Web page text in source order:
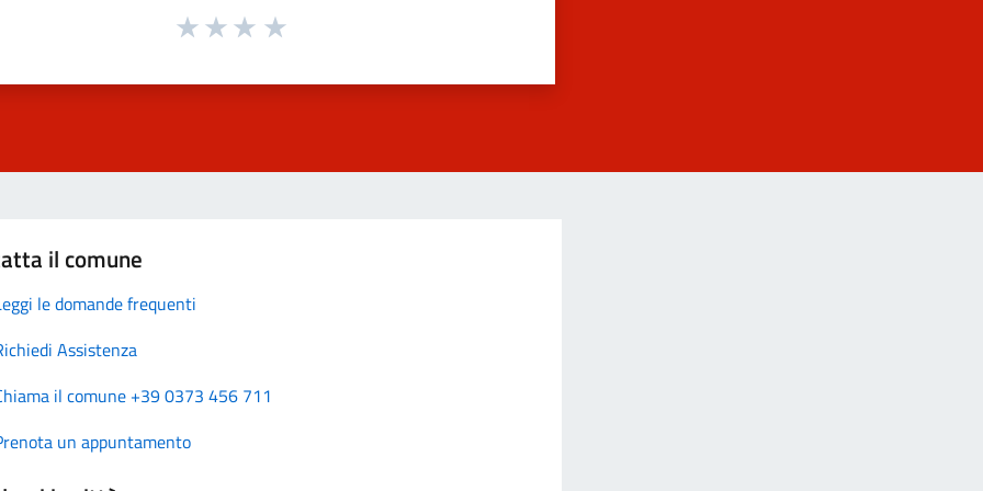
il comune
le domande frequenti
Assistenza
il comune +39 0373 456 711
un appuntamento